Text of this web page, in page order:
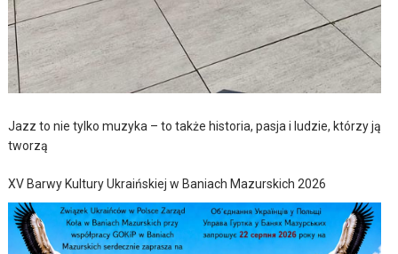
Jazz to nie tylko muzyka – to także historia, pasja i ludzie, którzy ją
tworzą
XV Barwy Kultury Ukraińskiej w Baniach Mazurskich 2026